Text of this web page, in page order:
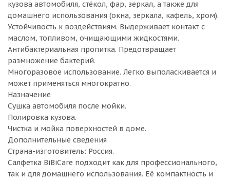
кузова автомобиля, стёкол, фар, зеркал, а также для
домашнего использования (окна, зеркала, кафель, хром).
Устойчивость к воздействиям. Выдерживает контакт с
маслом, топливом, очищающими жидкостями.
Антибактериальная пропитка. Предотвращает
размножение бактерий.
Многоразовое использование. Легко выполаскивается и
может применяться многократно.
Назначение
Сушка автомобиля после мойки.
Полировка кузова.
Чистка и мойка поверхностей в доме.
Дополнительные сведения
Страна-изготовитель: Россия.
Салфетка BiBiCare подходит как для профессионального,
так и для домашнего использования. Её компактность и